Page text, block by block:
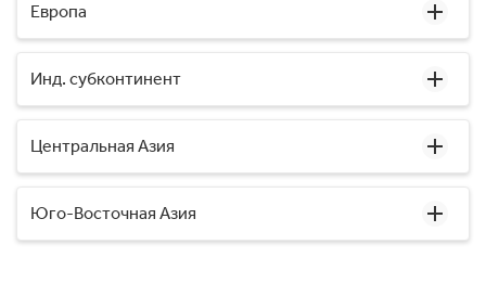
Европа
Инд. субконтинент
Центральная Азия
Юго-Восточная Азия